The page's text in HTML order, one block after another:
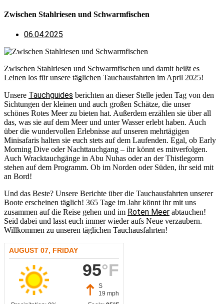
Zwischen Stahlriesen und Schwarmfischen
06.04.2025
Zwischen Stahlriesen und Schwarmfischen und damit heißt es
Leinen los für unsere täglichen Tauchausfahrten im April 2025!
Unsere Tauchguides berichten an dieser Stelle jeden Tag von den
Sichtungen der kleinen und auch großen Schätze, die unser
schönes Rotes Meer zu bieten hat. Außerdem erzählen sie über all
das, was sie auf dem Meer und unter Wasser erlebt haben. Auch
über die wundervollen Erlebnisse auf unseren mehrtägigen
Minisafaris halten sie euch stets auf dem Laufenden. Egal, ob Early
Morning Dive oder Nachttauchgang – ihr könnt es mitverfolgen.
Auch Wracktauchgänge in Abu Nuhas oder an der Thistlegorm
stehen auf dem Programm. Ob im Norden oder Süden, ihr seid mit
an Bord!
Und das Beste? Unsere Berichte über die Tauchausfahrten unserer
Boote erscheinen täglich! 365 Tage im Jahr könnt ihr mit uns
zusammen auf die Reise gehen und im Roten Meer abtauchen!
Seid dabei und lasst euch immer wieder aufs Neue verzaubern.
Willkommen zu unseren täglichen Tauchausfahrten!